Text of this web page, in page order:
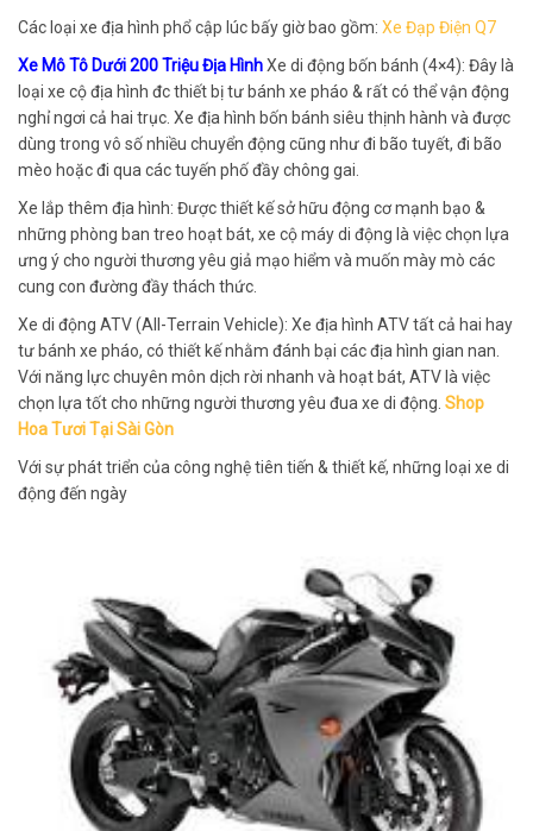
Các loại xe địa hình phổ cập lúc bấy giờ bao gồm: Xe Đạp Điện Q7
Xe Mô Tô Dưới 200 Triệu Địa HìnhXe di động bốn bánh (4×4): Đây là
loại xe cộ địa hình đc thiết bị tư bánh xe pháo & rất có thể vận động
nghỉ ngơi cả hai trục. Xe địa hình bốn bánh siêu thịnh hành và được
dùng trong vô số nhiều chuyển động cũng như đi bão tuyết, đi bão
mèo hoặc đi qua các tuyến phố đầy chông gai.
Xe lắp thêm địa hình: Được thiết kế sở hữu động cơ mạnh bạo &
những phòng ban treo hoạt bát, xe cộ máy di động là việc chọn lựa
ưng ý cho người thương yêu giả mạo hiểm và muốn mày mò các
cung con đường đầy thách thức.
Xe di động ATV (All-Terrain Vehicle): Xe địa hình ATV tất cả hai hay
tư bánh xe pháo, có thiết kế nhằm đánh bại các địa hình gian nan.
Với năng lực chuyên môn dịch rời nhanh và hoạt bát, ATV là việc
chọn lựa tốt cho những người thương yêu đua xe di động. Shop
Hoa Tươi Tại Sài Gòn
Với sự phát triển của công nghệ tiên tiến & thiết kế, những loại xe di
động đến ngày